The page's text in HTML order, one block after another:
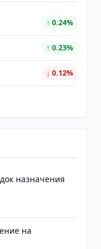
↑ 0.24%
↑ 0.23%
↓ 0.12%
назначения
на